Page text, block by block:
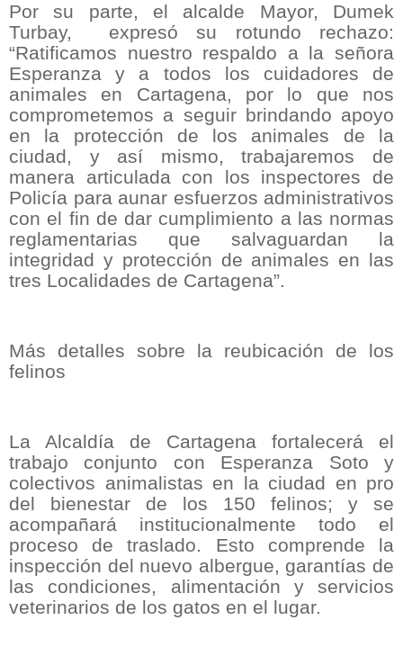
Por su parte, el alcalde Mayor, Dumek
Turbay,
expresó su rotundo rechazo:
“Ratificamos nuestro respaldo a la señora
Esperanza y a todos los cuidadores de
animales en Cartagena, por lo que nos
comprometemos a seguir brindando apoyo
en la protección de los animales de la
ciudad, y así mismo, trabajaremos de
manera articulada con los inspectores de
Policía para aunar esfuerzos administrativos
con el fin de dar cumplimiento a las normas
reglamentarias que salvaguardan la
integridad y protección de animales en las
tres Localidades de Cartagena”.
Más detalles sobre la reubicación de los
felinos
La Alcaldía de Cartagena fortalecerá el
trabajo conjunto con Esperanza Soto y
colectivos animalistas en la ciudad en pro
del bienestar de los 150 felinos; y se
acompañará institucionalmente todo el
proceso de traslado. Esto comprende la
inspección del nuevo albergue, garantías de
las condiciones, alimentación y servicios
veterinarios de los gatos en el lugar.